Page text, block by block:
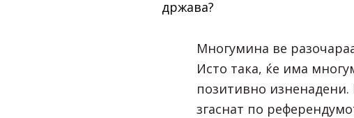
Многумина ве
Исто така, ќе има
позитивно
згаснат по